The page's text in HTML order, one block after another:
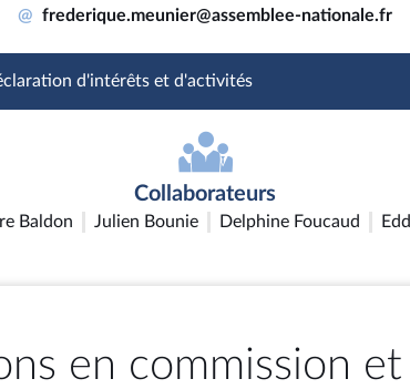
@ frederique.meunier@assemblee-nationale.fr
d'intérêts et d'activités
Collaborateurs
Baldon Julien Bounie Delphine Foucaud
en commission